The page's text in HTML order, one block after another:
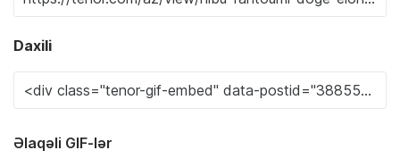
Daxili
Əlaqəli GIF-lər